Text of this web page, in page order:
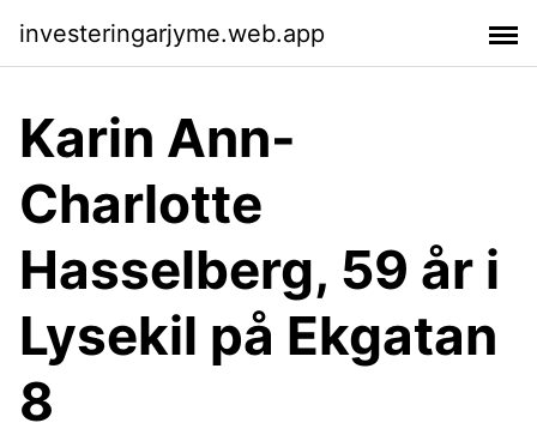
investeringarjyme.web.app
Karin Ann-
Charlotte
Hasselberg, 59 år i
Lysekil på Ekgatan
8